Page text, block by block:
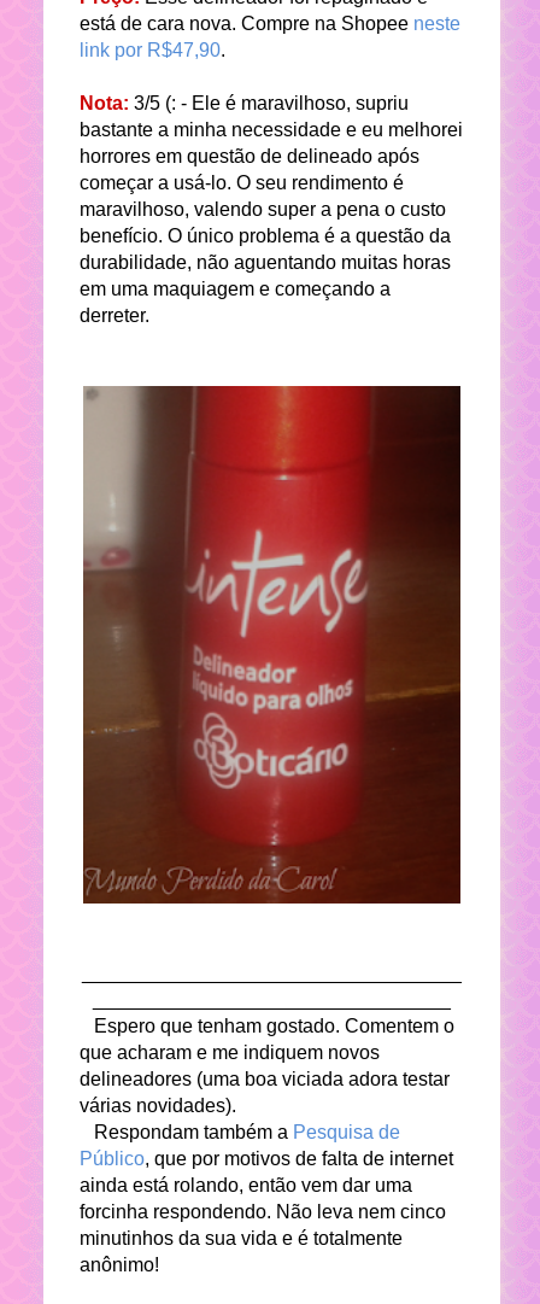
está de cara nova. Compre na Shopee neste
link por R$47,90.
Nota: 3/5 (: - Ele é maravilhoso, supriu
bastante a minha necessidade e eu melhorei
horrores em questão de delineado após
começar a usá-lo. O seu rendimento é
maravilhoso, valendo super a pena o custo
benefício. O único problema é a questão da
durabilidade, não aguentando muitas horas
em uma maquiagem e começando a
derreter.
Espero que tenham gostado. Comentem o
que acharam e me indiquem novos
delineadores (uma boa viciada adora testar
várias novidades).
Respondam também a Pesquisa de
Público, que por motivos de falta de internet
ainda está rolando, então vem dar uma
forcinha respondendo. Não leva nem cinco
minutinhos da sua vida e é totalmente
anônimo!